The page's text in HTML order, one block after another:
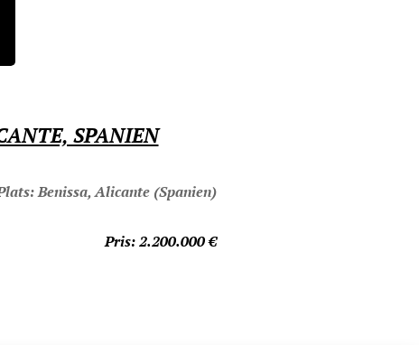
SPANIEN
Benissa, Alicante (Spanien)
Pris: 2.200.000€